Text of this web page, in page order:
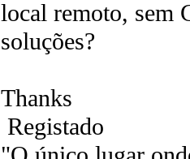
local remoto, sem
soluções?
Thanks
Registado